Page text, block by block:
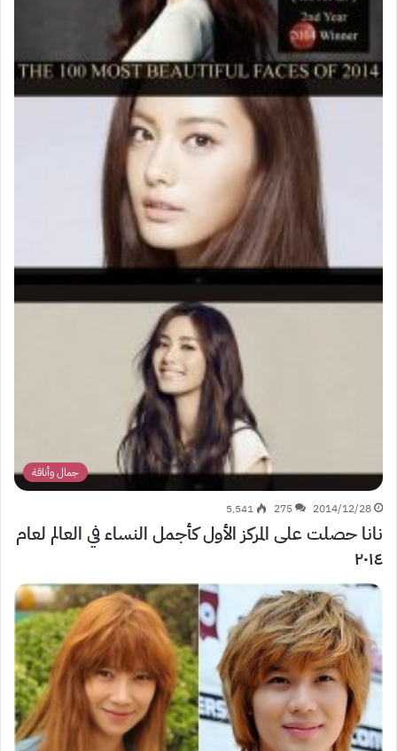
جمال وأناقة
2014/12/28
275 5٬541
نانا حصلت على المركز الأول كأجمل النساء في العالم لعام
٢٠١٤